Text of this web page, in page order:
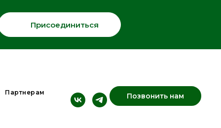
Присоединиться
Партнерам Позвонить нам